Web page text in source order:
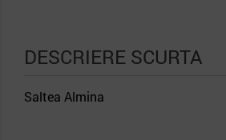
DESCRIERE SCURTA
Saltea Almina